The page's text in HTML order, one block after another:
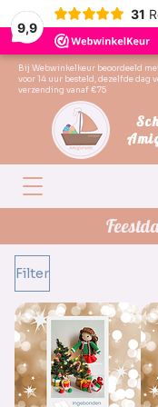
9,9
31
Bij Webwinkelkeur beoordeeld
voor 14 uur besteld, dezelfde dag
verzending vanaf €75
Filter